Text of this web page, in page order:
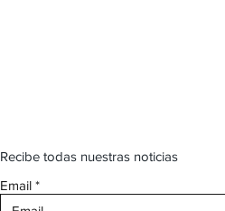
Recibe todas nuestras noticias
Email